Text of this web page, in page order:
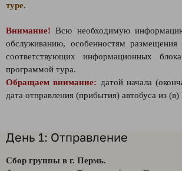
туре.
Внимание! Всю необходимую
обслуживанию, особенностям
соответствующих информационных
программой тура.
Обращаем внимание: датой начала
дата отправления (прибытия) автобуса из
День 1: Отправление
Сбор группы в г. Пермь.